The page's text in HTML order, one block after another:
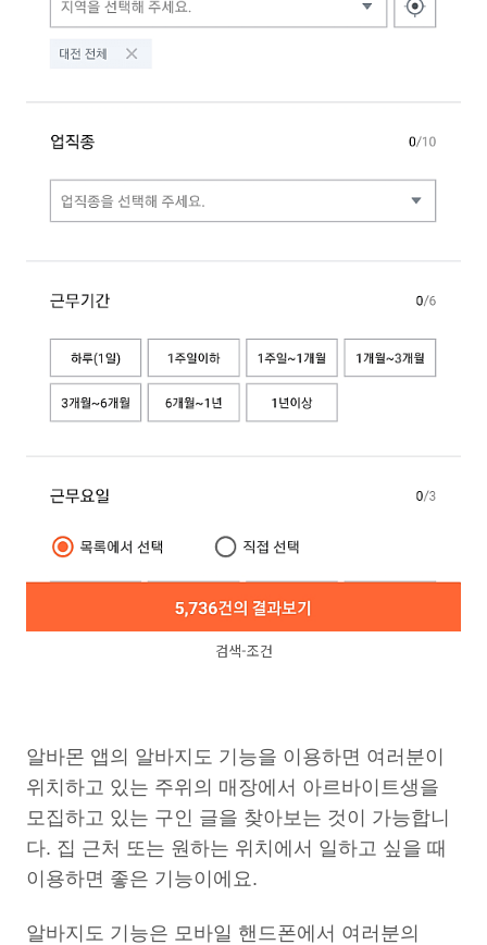
검색-조건
알바몬 앱의 알바지도 기능을 이용하면 여러분이
위치하고 있는 주위의 매장에서 아르바이트생을
모집하고 있는 구인 글을 찾아보는 것이 가능합니
다. 집 근처 또는 원하는 위치에서 일하고 싶을 때
이용하면 좋은 기능이에요.
알바지도 기능은 모바일 핸드폰에서 여러분의